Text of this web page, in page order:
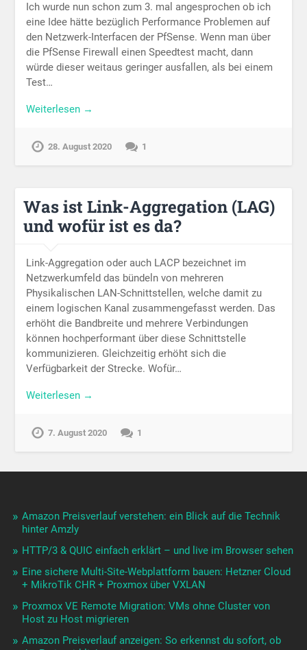
Ich wurde nun schon zum 3. mal angesprochen ob ich
eine Idee hätte bezüglich Performance Problemen auf
den Netzwerk-Interfacen der PfSense. Wenn man über
die PfSense Firewall einen Speedtest macht, dann
würde dieser weitaus geringer ausfallen, als bei einem
Test…
Weiterlesen →
28. August 2020 1
Was ist Link-Aggregation (LAG)
und wofür ist es da?
Link-Aggregation oder auch LACP bezeichnet im
Netzwerkumfeld das bündeln von mehreren
Physikalischen LAN-Schnittstellen, welche damit zu
einem logischen Kanal zusammengefasst werden. Das
erhöht die Bandbreite und mehrere Verbindungen
können hochperformant über diese Schnittstelle
kommunizieren. Gleichzeitig erhöht sich die
Verfügbarkeit der Strecke. Wofür…
Weiterlesen →
7. August 2020 1
Amazon Preisverlauf verstehen: ein Blick auf die Technik
hinter Amzly
HTTP/3 & QUIC einfach erklärt – und live im Browser sehen
Eine sichere Multi-Site-Webplattform bauen: Hetzner Cloud
+ MikroTik CHR + Proxmox über VXLAN
Proxmox VE Remote Migration: VMs ohne Cluster von
Host zu Host migrieren
Amazon Preisverlauf anzeigen: So erkennst du sofort, ob